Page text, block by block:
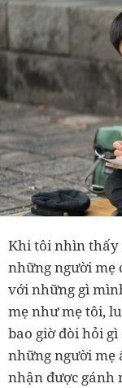
Khi tôi nhìn thấy
những người mẹ
với những gì
mẹ như mẹ tôi,
bao giờ đòi hỏi
những người mẹ
nhận được gánh